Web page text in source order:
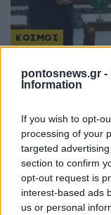
pontosnews.gr -
Information
If you wish to opt-
processing of your
targeted
section to confirm
opt-out request is
interest-based ads
us or personal
ΚΟΣΜΟΣ
Κοινή
Σαουδική